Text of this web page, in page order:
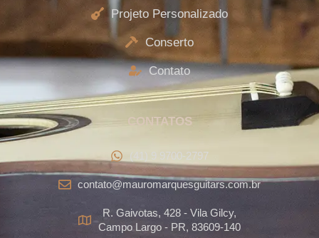
Projeto Personalizado
Conserto
Contato
CONTATOS
(41) 9 9700-2797
contato@mauromarquesguitars.com.br
R. Gaivotas, 428 - Vila Gilcy,
Campo Largo - PR, 83609-140